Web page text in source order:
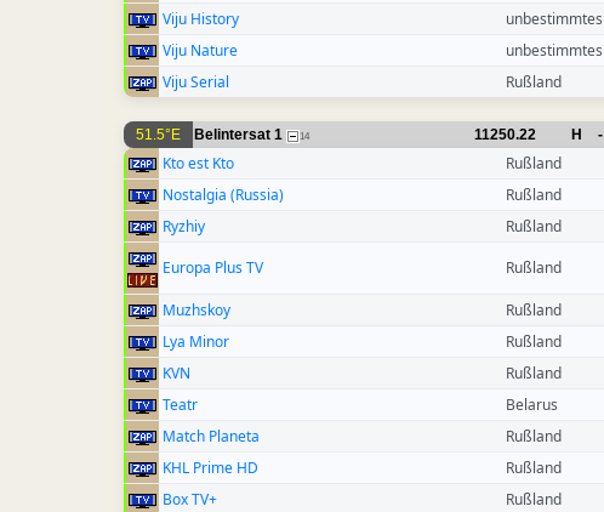
Viju History
unbestimmtes
Viju Nature
unbestimmtes
Viju Serial
Rußland
51.5°E Belintersat 1 14 11250.22 H -
Kto est Kto Rußland
Nostalgia (Russia)
Rußland
Ryzhiy
Rußland
Europa Plus TV
Rußland
Muzhskoy Rußland
Lya Minor
Rußland
KVN
Rußland
Teatr
Belarus
Match Planeta
Rußland
KHL Prime HD
Rußland
Box TV+
Rußland